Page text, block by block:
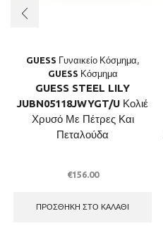
GUESS Γυναικείο Κόσμημα,
GUESS Κόσμημα
GUESS STEEL LILY
JUBN05118JWYGT/U Κολιέ
Χρυσό Με Πέτρες Και
Πεταλούδα
€156.00
ΠΡΟΣΘΉΚΗ ΣΤΟ ΚΑΛΆΘΙ